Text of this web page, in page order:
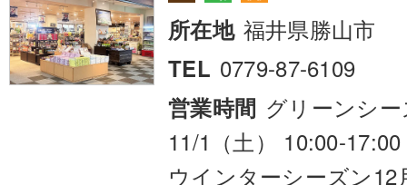
所在地 福井県勝山市
TEL 0779-87-6109
営業時間 グリーンシ
11/1（土） 10:00-
ウインターシーズン12